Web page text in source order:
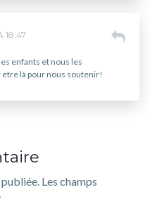
18:47
enfants et nous les
là pour nous soutenir!
Les champs